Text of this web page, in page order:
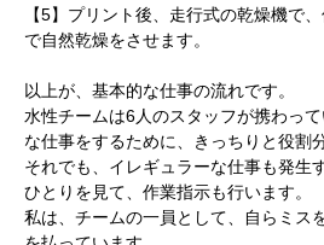
【5】プリント後、走行式の乾燥機で
で自然乾燥をさせます。
以上が、基本的な仕事の流れです。
水性チームは6人のスタッフが携わっ
な仕事をするために、きっちりと役割
それでも、イレギュラーな仕事も発生
ひとりを見て、作業指示も行います。
私は、チームの一員として、自らミス